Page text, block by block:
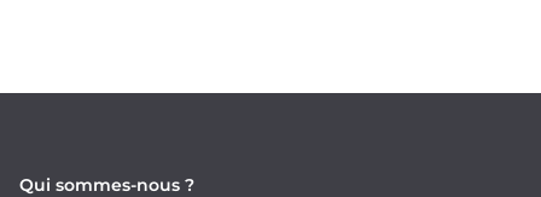
Qui sommes-nous ?